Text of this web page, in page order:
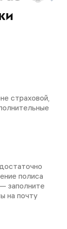
страховой,
полиса
заполните
на почту